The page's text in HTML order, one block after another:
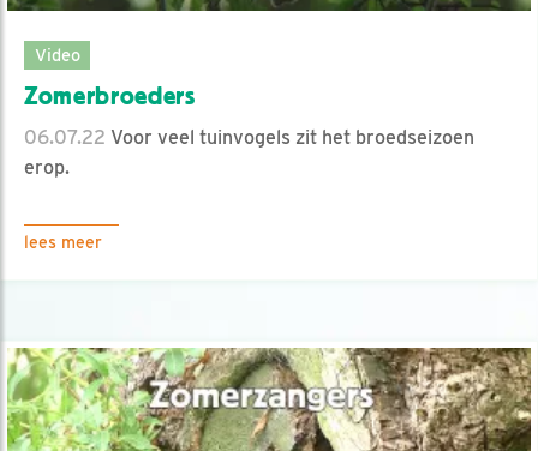
Video
Zomerbroeders
06.07.22 Voor veel tuinvogels zit het broedseizoen
erop.
lees meer